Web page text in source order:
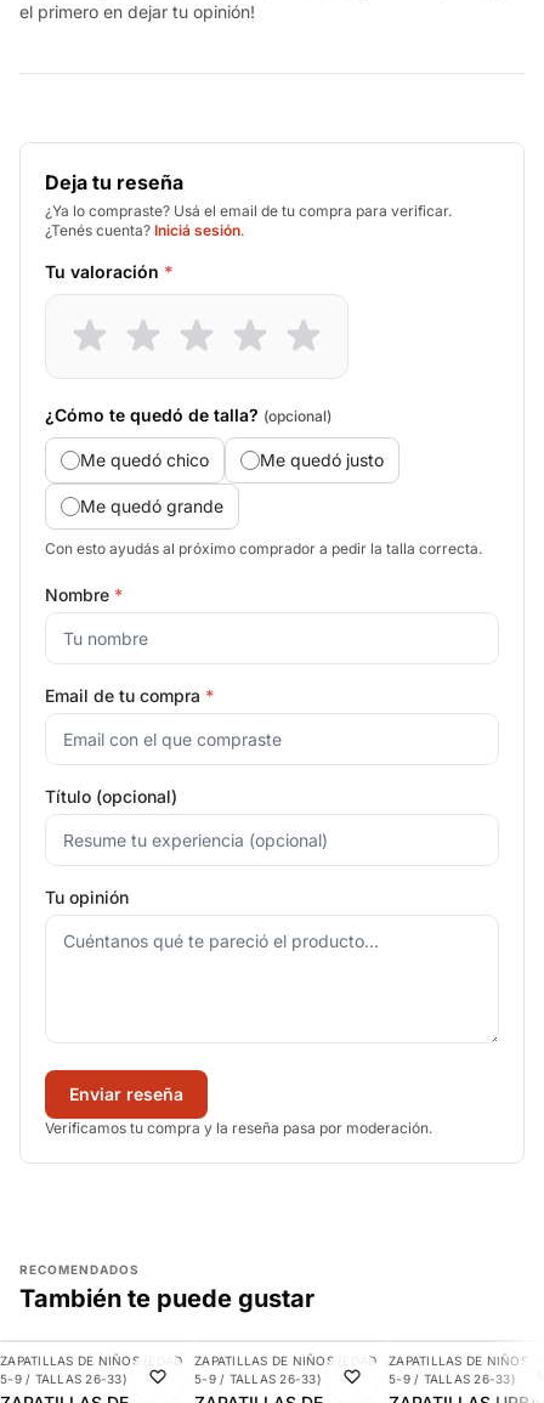
el primero en dejar tu opinión!
Deja tu reseña
¿Ya lo compraste? Usá el email de tu compra para verificar.
¿Tenés cuenta? Iniciá sesión.
Tu valoración *
¿Cómo te quedó de talla? (opcional)
Me quedó chico Me quedó justo
Me quedó grande
Con esto ayudás al próximo comprador a pedir la talla correcta.
Nombre *
Email de tu compra *
Título (opcional)
Tu opinión
Enviar reseña
Verificamos tu compra y la reseña pasa por moderación.
RECOMENDADOS
También te puede gustar
-30%
AGREGAR
ZAPATILLAS DE NIÑOS (EDAD
5-9 / TALLAS 26-33)
-10%
AGREGAR
ZAPATILLAS DE NIÑOS (EDAD
5-9 / TALLAS 26-33)
-29%
ZAPATILLAS DE NIÑOS
5-9 / TALLAS 26-33)